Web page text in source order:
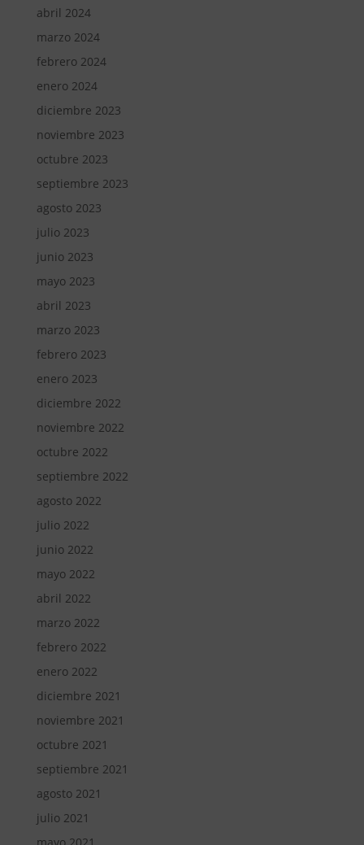
abril 2024
marzo 2024
febrero 2024
enero 2024
diciembre 2023
noviembre 2023
octubre 2023
septiembre 2023
agosto 2023
julio 2023
junio 2023
mayo 2023
abril 2023
marzo 2023
febrero 2023
enero 2023
diciembre 2022
noviembre 2022
octubre 2022
septiembre 2022
agosto 2022
julio 2022
junio 2022
mayo 2022
abril 2022
marzo 2022
febrero 2022
enero 2022
diciembre 2021
noviembre 2021
octubre 2021
septiembre 2021
agosto 2021
julio 2021
mayo 2021